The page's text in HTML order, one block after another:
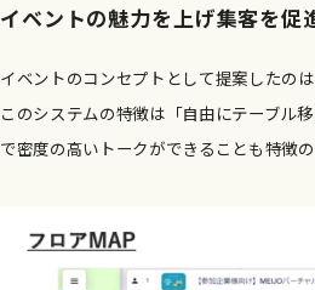
イベントの魅力を上げ集客を促
イベントのコンセプトとして提案したの
このシステムの特徴は「自由にテーブル
で密度の高いトークができることも特徴